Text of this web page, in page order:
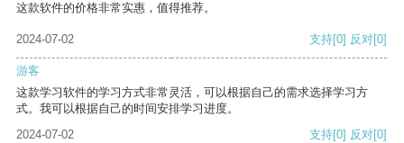
这款软件的价格非常实惠，值得推荐。
2024-07-02 支持[0] 反对[0]
游客
这款学习软件的学习方式非常灵活，可以根据自己的需求选择学习方
式。我可以根据自己的时间安排学习进度。
2024-07-02
支持[0] 反对[0]